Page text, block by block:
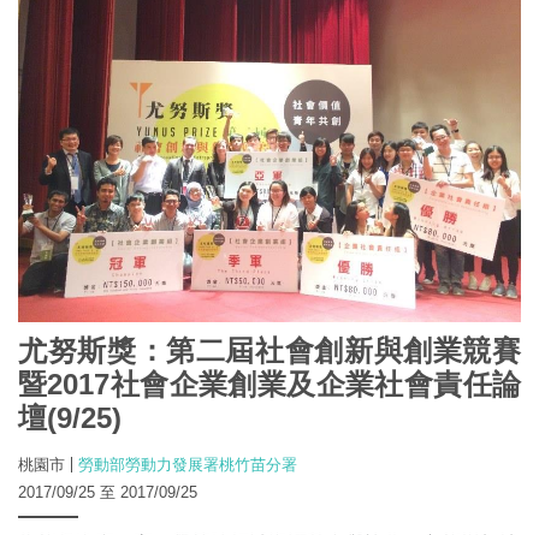
尤努斯獎：第二屆社會創新與創業競賽
暨2017社會企業創業及企業社會責任論
壇(9/25)
桃園市
勞動部勞動力發展署桃竹苗分署
2017/09/25 至 2017/09/25